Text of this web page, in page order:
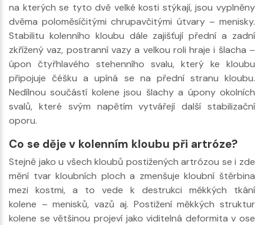
na kterých se tyto dvě velké kosti stýkají, jsou vyplněny
dvěma poloměsíčitými chrupavčitými útvary – menisky.
Stabilitu kolenního kloubu dále zajišťují přední a zadní
zkřížený vaz, postranní vazy a velkou roli hraje i šlacha –
úpon čtyřhlavého stehenního svalu, který ke kloubu
připojuje čéšku a upíná se na přední stranu kloubu.
Nedílnou součástí kolene jsou šlachy a úpony okolních
svalů, které svým napětím vytvářejí další stabilizační
oporu.
Co se děje v kolenním kloubu při artróze?
Stejně jako u všech kloubů postižených artrózou se i zde
mění tvar kloubních ploch a zmenšuje kloubní štěrbina
mezi kostmi, a to vede k destrukci měkkých tkání
kolene – menisků, vazů aj. Postižení měkkých struktur
kolene se většinou projeví jako viditelná deformita v ose